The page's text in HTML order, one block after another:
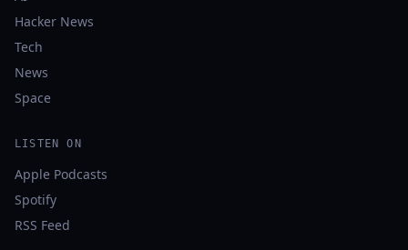
Hacker News
Tech
News
Space
LISTEN ON
Apple Podcasts
Spotify
RSS Feed